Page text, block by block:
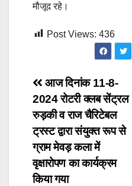
मौजूद रहे।
Post Views: 436
Post
navigation
आज दिनांक 11-8-
2024 रोटरी क्लब सेंट्रल
रुड़की व राज चैरिटेबल
ट्रस्ट द्वारा संयुक्त रूप से
ग्राम मेवड़ कला में
वृक्षारोपण का कार्यक्रम
किया गया